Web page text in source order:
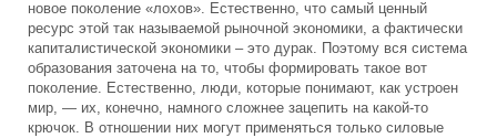
новое поколение «лохов». Естественно, что самый ценный
ресурс этой так называемой рыночной экономики, а фактически
капиталистической экономики – это дурак. Поэтому вся система
образования заточена на то, чтобы формировать такое вот
поколение. Естественно, люди, которые понимают, как устроен
мир, — их, конечно, намного сложнее зацепить на какой-то
крючок. В отношении них могут применяться только силовые